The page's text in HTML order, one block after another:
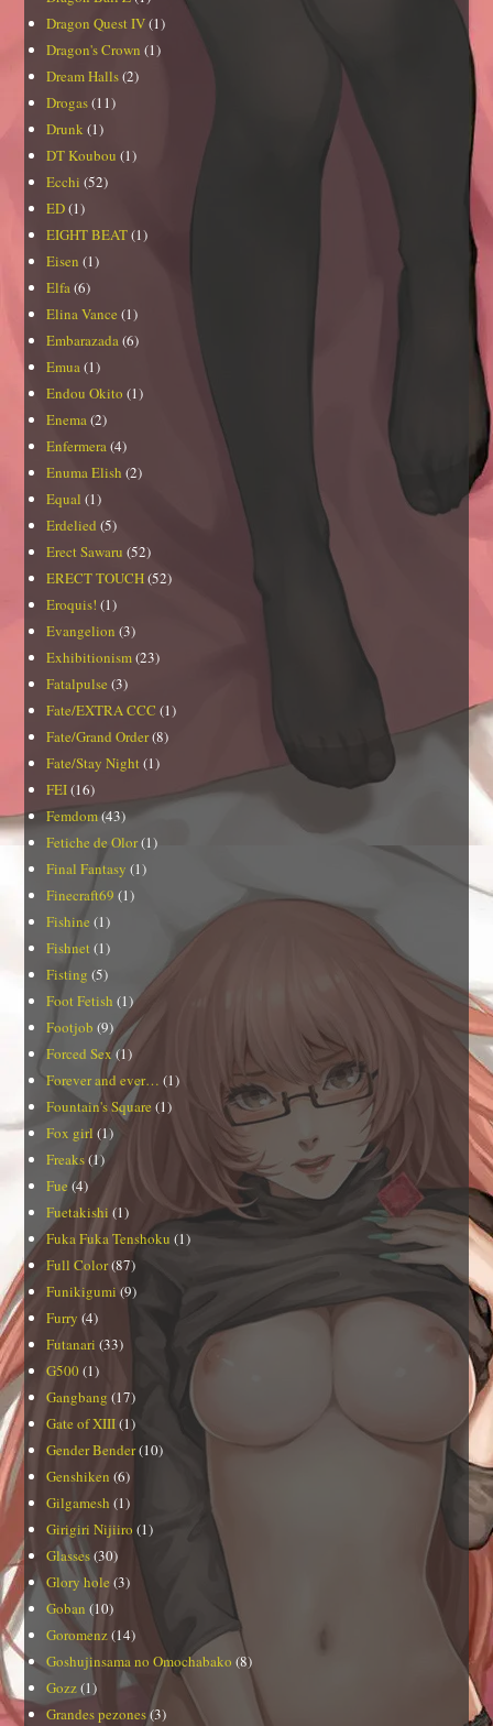
Dragon Quest IV(1)
Dragon's Crown (1)
Dream Halls(2)
Drogas(11)
Drunk (1)
DT Koubou (1)
Ecchi (52)
ED(1)
EIGHT BEAT(1)
Eisen (1)
Elfa (6)
Elina Vance (1)
Embarazada (6)
Emua (1)
Endou Okito (1)
Enema (2)
Enfermera (4)
Enuma Elish (2)
Equal (1)
Erdelied (5)
Erect Sawaru (52)
ERECT TOUCH(52)
Eroquis! (1)
Evangelion (3)
Exhibitionism (23)
Fatalpulse (3)
Fate/EXTRA CCC (1)
Fate/Grand Order(8)
Fate/Stay Night (1)
FEI(16)
Femdom(43)
Fetiche de Olor(1)
Final Fantasy (1)
Finecraft69 (1)
Fishine (1)
Fishnet (1)
Fisting (5)
Foot Fetish (1)
Footjob (9)
Forced Sex(1)
Forever and ever… (1)
Fountain's Square (1)
Fox girl (1)
Freaks(1)
Fue(4)
Fuetakishi (1)
Fuka Fuka Tenshoku (1)
Full Color(87)
Funikigumi (9)
Furry (4)
Futanari (33)
G500 (1)
Gangbang (17)
Gate of XIII(1)
Gender Bender(10)
Genshiken (6)
Gilgamesh (1)
Girigiri Nijiiro (1)
Glasses(30)
Glory hole (3)
Goban (10)
Goromenz(14)
Goshujinsama no Omochabako (8)
Gozz(1)
Grandes pezones(3)